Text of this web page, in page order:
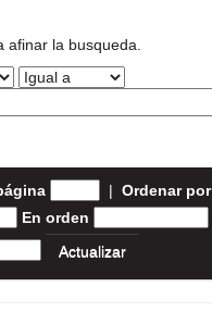
afinar la busqueda.
| Ordenar por
En orden